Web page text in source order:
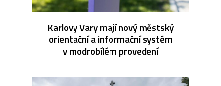
Karlovy Vary mají nový městský
orientační a informační systém
v modrobílém provedení